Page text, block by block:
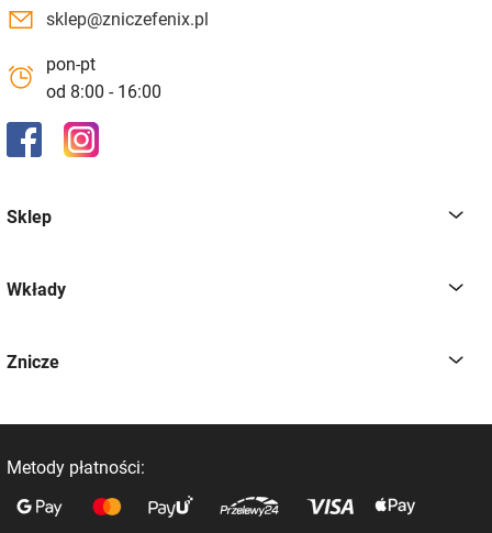
sklep@zniczefenix.pl
pon-pt
od 8:00 - 16:00
Sklep
Wkłady
Znicze
Metody płatności: